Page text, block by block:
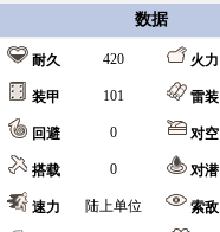
数据
耐久 420 火力
装甲 101 雷装
回避 0 对空
搭载 0 对潜
速力 陆上单位 索敌